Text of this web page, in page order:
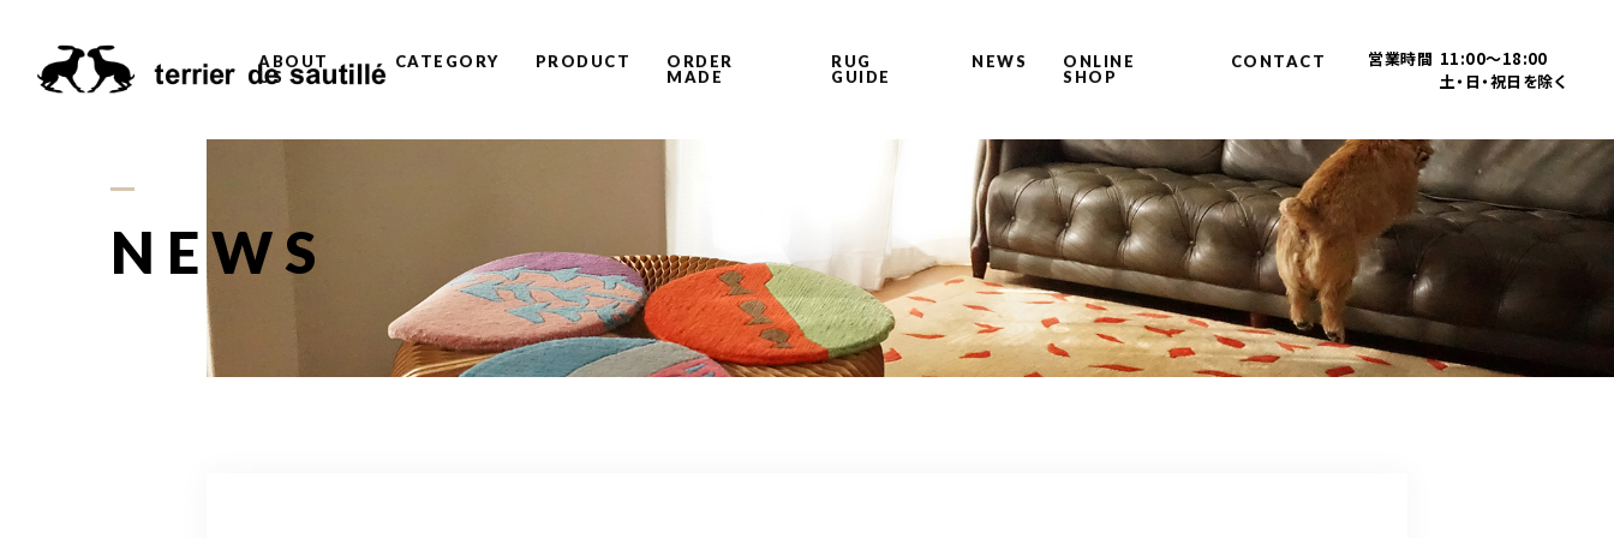
ABOUT
US
CATEGORY PRODUCT
ORDER
MADE
RUG
GUIDE
NEWS
ONLINE
SHOP
CONTACT 営業時間 11:00～18:00
土・日・祝日を除く
NEWS